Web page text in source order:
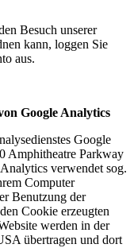
Besuch unserer
kann, loggen Sie
aus.
Google Analytics
Google
Amphitheatre Parkway
verwendet sog.
Computer
Benutzung der
Cookie erzeugten
werden in der
übertragen und dort